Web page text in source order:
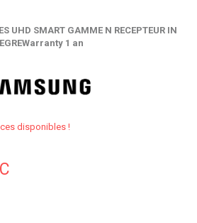
UHD SMART GAMME N RECEPTEUR IN
1 an
disponibles !